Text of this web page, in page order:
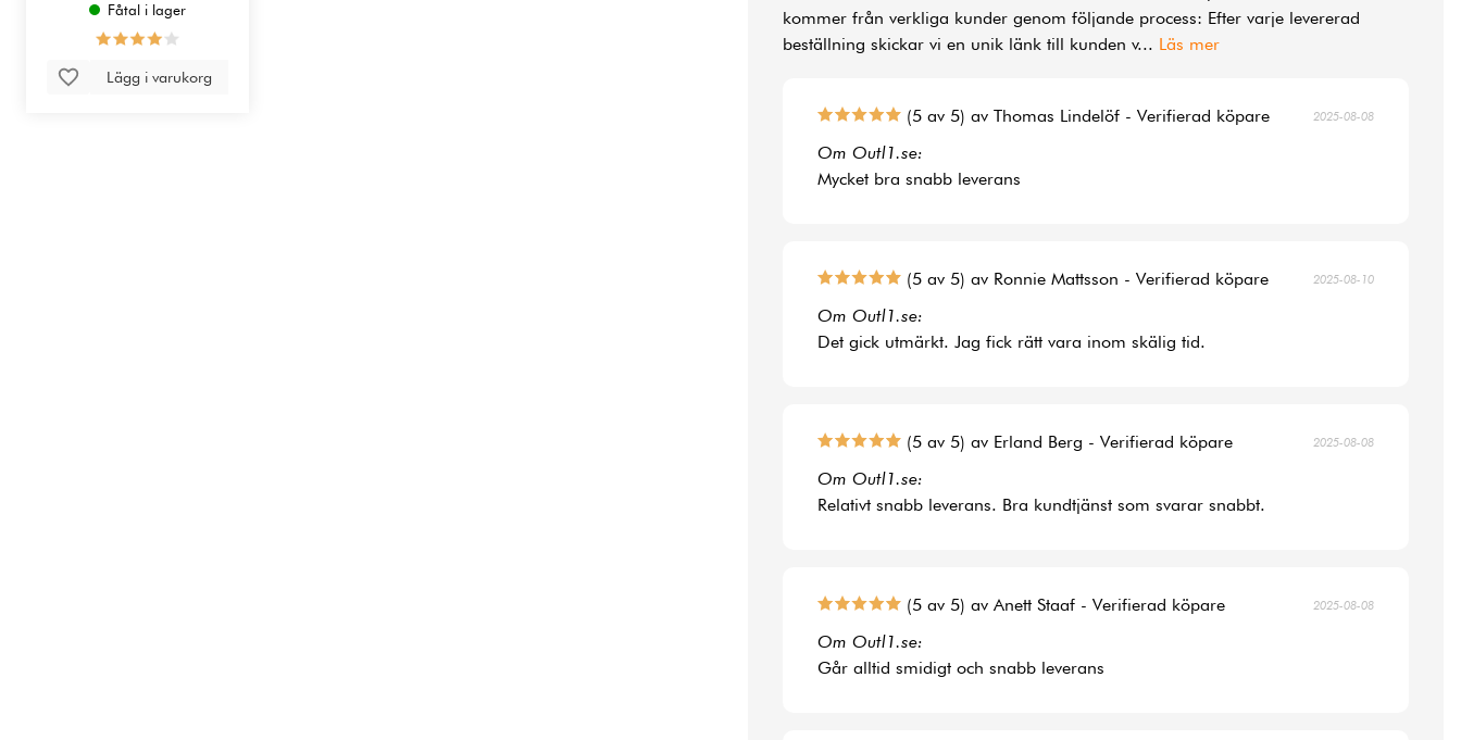
Fåtal i lager
Lägg i varukorg
kommer från verkliga kunder genom följande process: Efter varje levererad
beställning skickar vi en unik länk till kunden v... Läs mer
(5 av 5) av Thomas Lindelöf - Verifierad köpare 2025-08-08
Om Outl1.se:
Mycket bra snabb leverans
(5 av 5) av Ronnie Mattsson - Verifierad köpare 2025-08-10
Om Outl1.se:
Det gick utmärkt. Jag fick rätt vara inom skälig tid.
(5 av 5) av Erland Berg - Verifierad köpare 2025-08-08
Om Outl1.se:
Relativt snabb leverans. Bra kundtjänst som svarar snabbt.
(5 av 5) av Anett Staaf - Verifierad köpare 2025-08-08
Om Outl1.se:
Går alltid smidigt och snabb leverans